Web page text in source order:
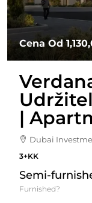
Cena Od
|
Dubai
3+KK
Semi-
Furnished?